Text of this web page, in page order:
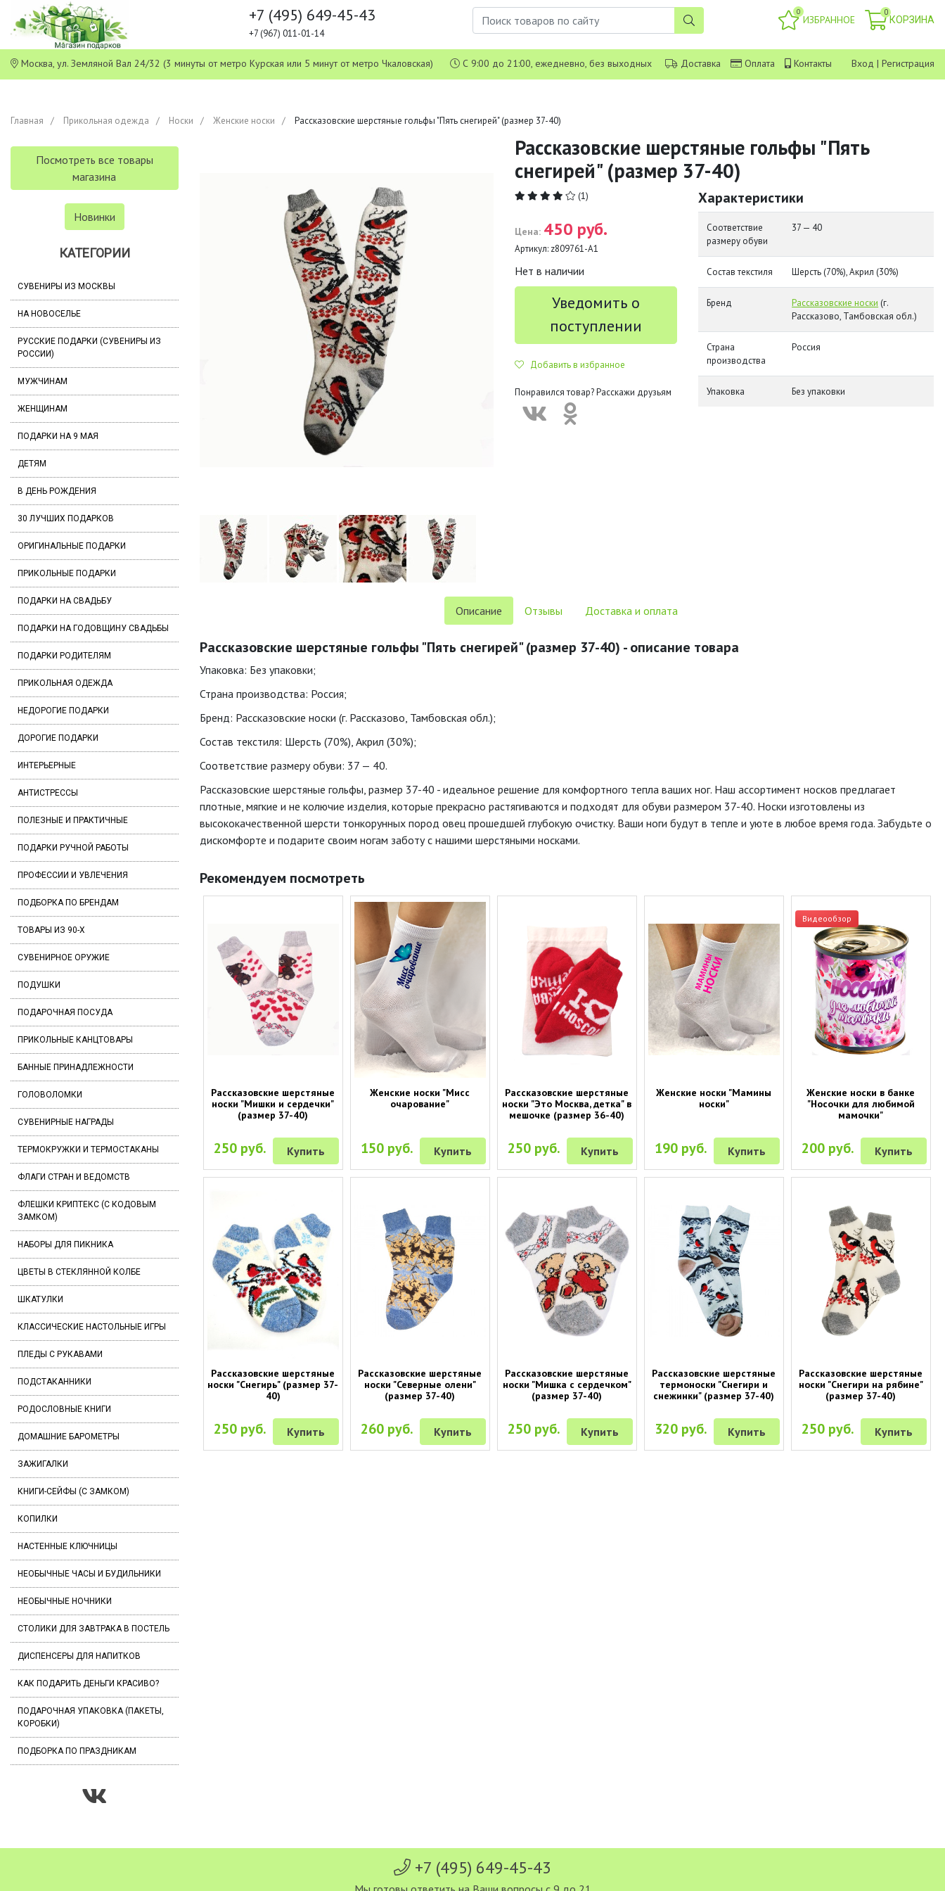
+7 (495) 649-45-43
+7 (967) 011-01-14
0
ИЗБРАННОЕ
0
КОРЗИНА
Москва, ул. Земляной Вал 24/32 (3 минуты от метро Курская или 5 минут от метро Чкаловская) С 9:00 до 21:00, ежедневно, без выходных Доставка Оплата Контакты Вход | Регистрация
Главная Прикольная одежда Носки Женские носки Рассказовские шерстяные гольфы "Пять снегирей" (размер 37-40)
Посмотреть все товары
магазина
Новинки
КАТЕГОРИИ
СУВЕНИРЫ ИЗ МОСКВЫ
НА НОВОСЕЛЬЕ
РУССКИЕ ПОДАРКИ (СУВЕНИРЫ ИЗ
РОССИИ)
МУЖЧИНАМ
ЖЕНЩИНАМ
ПОДАРКИ НА 9 МАЯ
ДЕТЯМ
В ДЕНЬ РОЖДЕНИЯ
30 ЛУЧШИХ ПОДАРКОВ
ОРИГИНАЛЬНЫЕ ПОДАРКИ
ПРИКОЛЬНЫЕ ПОДАРКИ
ПОДАРКИ НА СВАДЬБУ
ПОДАРКИ НА ГОДОВЩИНУ СВАДЬБЫ
ПОДАРКИ РОДИТЕЛЯМ
ПРИКОЛЬНАЯ ОДЕЖДА
НЕДОРОГИЕ ПОДАРКИ
ДОРОГИЕ ПОДАРКИ
ИНТЕРЬЕРНЫЕ
АНТИСТРЕССЫ
ПОЛЕЗНЫЕ И ПРАКТИЧНЫЕ
ПОДАРКИ РУЧНОЙ РАБОТЫ
ПРОФЕССИИ И УВЛЕЧЕНИЯ
ПОДБОРКА ПО БРЕНДАМ
ТОВАРЫ ИЗ 90-Х
СУВЕНИРНОЕ ОРУЖИЕ
ПОДУШКИ
ПОДАРОЧНАЯ ПОСУДА
ПРИКОЛЬНЫЕ КАНЦТОВАРЫ
БАННЫЕ ПРИНАДЛЕЖНОСТИ
ГОЛОВОЛОМКИ
СУВЕНИРНЫЕ НАГРАДЫ
ТЕРМОКРУЖКИ И ТЕРМОСТАКАНЫ
ФЛАГИ СТРАН И ВЕДОМСТВ
ФЛЕШКИ КРИПТЕКС (С КОДОВЫМ
ЗАМКОМ)
НАБОРЫ ДЛЯ ПИКНИКА
ЦВЕТЫ В СТЕКЛЯННОЙ КОЛБЕ
ШКАТУЛКИ
КЛАССИЧЕСКИЕ НАСТОЛЬНЫЕ ИГРЫ
ПЛЕДЫ С РУКАВАМИ
ПОДСТАКАННИКИ
РОДОСЛОВНЫЕ КНИГИ
ДОМАШНИЕ БАРОМЕТРЫ
ЗАЖИГАЛКИ
КНИГИ-СЕЙФЫ (С ЗАМКОМ)
КОПИЛКИ
НАСТЕННЫЕ КЛЮЧНИЦЫ
НЕОБЫЧНЫЕ ЧАСЫ И БУДИЛЬНИКИ
НЕОБЫЧНЫЕ НОЧНИКИ
СТОЛИКИ ДЛЯ ЗАВТРАКА В ПОСТЕЛЬ
ДИСПЕНСЕРЫ ДЛЯ НАПИТКОВ
КАК ПОДАРИТЬ ДЕНЬГИ КРАСИВО?
ПОДАРОЧНАЯ УПАКОВКА (ПАКЕТЫ,
КОРОБКИ)
ПОДБОРКА ПО ПРАЗДНИКАМ
Рассказовские шерстяные гольфы "Пять
снегирей" (размер 37-40)
(1)
Цена: 450 руб.
Артикул: z809761-А1
Нет в наличии
Уведомить о
поступлении
Добавить в избранное
Понравился товар? Расскажи друзьям
Характеристики
Соответствие
размеру обуви
37 — 40
Состав текстиля Шерсть (70%), Акрил (30%)
Бренд Рассказовские носки (г.
Рассказово, Тамбовская обл.)
Страна
производства
Россия
Упаковка Без упаковки
Описание Отзывы Доставка и оплата
Рассказовские шерстяные гольфы "Пять снегирей" (размер 37-40) - описание товара
Упаковка: Без упаковки;
Страна производства: Россия;
Бренд: Рассказовские носки (г. Рассказово, Тамбовская обл.);
Состав текстиля: Шерсть (70%), Акрил (30%);
Соответствие размеру обуви: 37 — 40.
Рассказовские шерстяные гольфы, размер 37-40 - идеальное решение для комфортного тепла ваших ног. Наш ассортимент носков предлагает
плотные, мягкие и не колючие изделия, которые прекрасно растягиваются и подходят для обуви размером 37-40. Носки изготовлены из
высококачественной шерсти тонкорунных пород овец прошедшей глубокую очистку. Ваши ноги будут в тепле и уюте в любое время года. Забудьте о
дискомфорте и подарите своим ногам заботу с нашими шерстяными носками.
Рекомендуем посмотреть
Рассказовские шерстяные
носки "Мишки и сердечки"
(размер 37-40)
250 руб. Купить
Женские носки "Мисс
очарование"
150 руб. Купить
Рассказовские шерстяные
носки "Это Москва, детка" в
мешочке (размер 36-40)
250 руб. Купить
Женские носки "Мамины
носки"
190 руб. Купить
Видеообзор
Женские носки в банке
"Носочки для любимой
мамочки"
200 руб. Купить
Рассказовские шерстяные
носки "Снегирь" (размер 37-
40)
250 руб. Купить
Рассказовские шерстяные
носки "Северные олени"
(размер 37-40)
260 руб. Купить
Рассказовские шерстяные
носки "Мишка с сердечком"
(размер 37-40)
250 руб. Купить
Рассказовские шерстяные
термоноски "Снегири и
снежинки" (размер 37-40)
320 руб. Купить
Рассказовские шерстяные
носки "Снегири на рябине"
(размер 37-40)
250 руб. Купить
+7 (495) 649-45-43